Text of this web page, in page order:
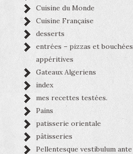
Cuisine du Monde
Cuisine Française
desserts
entrées – pizzas et bouchées
appéritives
Gateaux Algeriens
index
mes recettes testées.
Pains
patisserie orientale
pâtisseries
Pellentesque vestibulum ante